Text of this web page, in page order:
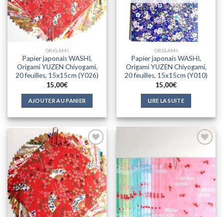
ORIGAMI
Papier japonais WASHI,
Origami YUZEN Chiyogami,
20 feuilles, 15x15cm (Y026)
15,00€
AJOUTER AU PANIER
ORIGAMI
Papier japonais WASHI,
Origami YUZEN Chiyogami,
20 feuilles, 15x15cm (Y010)
15,00€
LIRE LA SUITE
Ajouter
à la liste
d'envies
à la liste
d'envies